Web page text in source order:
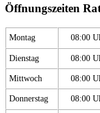
Öffnungszeiten
Montag 08:00
Dienstag 08:00
Mittwoch 08:00
Donnerstag 08:00